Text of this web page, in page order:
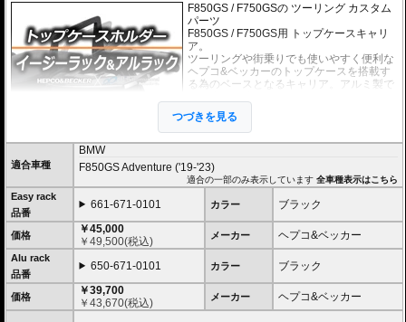
F850GS / F750GSの ツーリング カスタム
パーツ
F850GS / F750GS用 トップケースキャリ
ア。
ツーリングや街乗りでも使いやすく便利な
ヘプコ&ベッカーのトップケースを搭載す
る為のベースとなるキャリア。アルミ製で
いなくても現代のバイクに違和感なく溶け
込むデザインです。
２種類のホルダーをラインナップ。
ヘプコ&ベッカーのトップケースを安全に取り付けるための位置決めガイド
(垂直に立っている部分)が、折りたたみタイプと固定タイプの2種類をラインナ
ップ。お客様の使用スタイルによってお選びいただけます。
折りたたみタイプ Easy rack / イージーラック
位置決めガイドが折りたたみ式のため、簡単にフラットな簡易キャリアとなり
ます。
トップケースを必要としないような、ちょっとした荷物を載せる場合に便利で
す。
固定タイプ Alu rack / アルラック
位置決めガイドがボルトで固定されたタイプ。取り外せばフラットな簡易キャ
つづきを見る
適合車種
BMW
F850GS Adventure ('19-'23)
適合の一部のみ表示しています全車種表示はこちら
Easy rack
品番
661-671-0101 カラー ブラック
価格
￥45,000
￥49,500(税込) メーカー ヘプコ&ベッカー
Alu rack
品番
650-671-0101 カラー ブラック
価格
￥39,700
￥43,670(税込) メーカー ヘプコ&ベッカー